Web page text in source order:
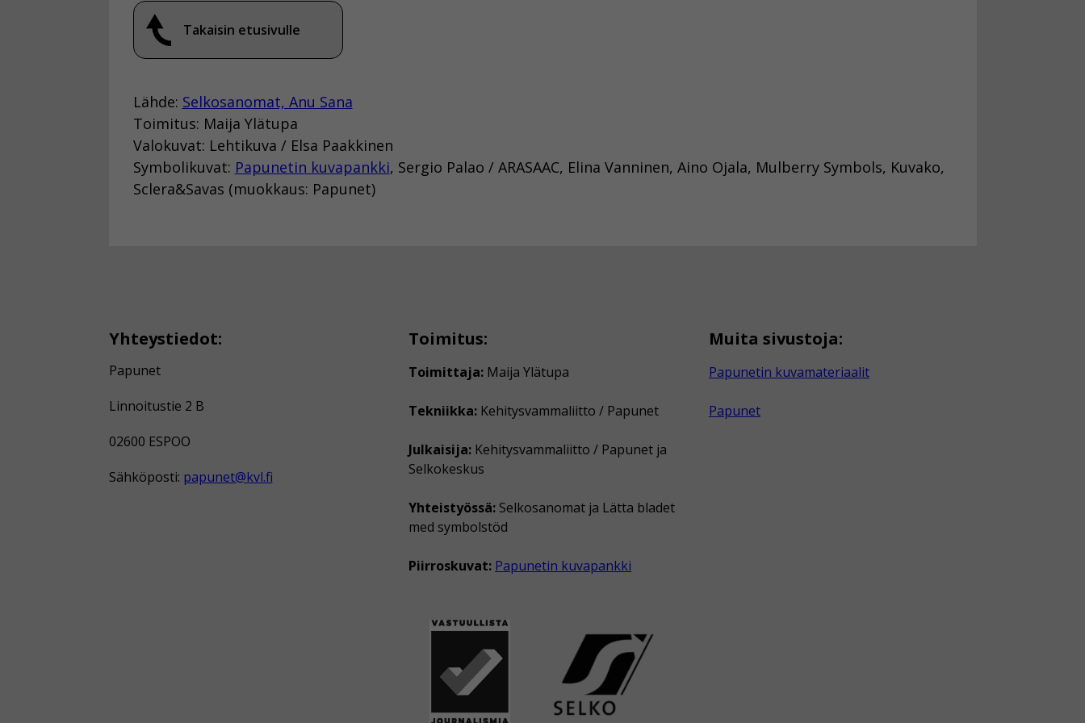
Takaisin etusivulle
Lähde: Selkosanomat, Anu Sana
Toimitus: Maija Ylätupa
Valokuvat: Lehtikuva / Elsa Paakkinen
Symbolikuvat: Papunetin kuvapankki, Sergio Palao / ARASAAC, Elina Vanninen, Aino Ojala, Mulberry Symbols, Kuvako,
Sclera&Savas (muokkaus: Papunet)
Yhteystiedot:
Papunet
Linnoitustie 2 B
02600 ESPOO
Sähköposti: papunet@kvl.fi
Toimitus:
Toimittaja: Maija Ylätupa
Tekniikka: Kehitysvammaliitto / Papunet
Julkaisija: Kehitysvammaliitto / Papunet ja
Selkokeskus
Yhteistyössä: Selkosanomat ja Lätta bladet
med symbolstöd
Piirroskuvat: Papunetin kuvapankki
Muita sivustoja:
Papunetin kuvamateriaalit
Papunet